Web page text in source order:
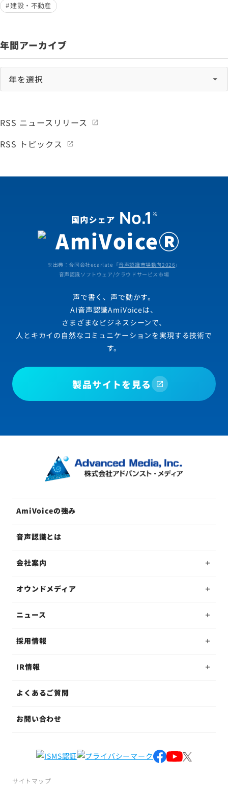
建設・不動産
年間アーカイブ
RSS ニュースリリース
RSS トピックス
※出典：合同会社ecarlate「音声認識市場動向2026 」
音声認識ソフトウェア/クラウドサービス市場
声で書く、声で動かす。
AI音声認識AmiVoiceは、
さまざまなビジネスシーンで、
人とキカイの自然なコミュニケーションを実現する技術で
す。
製品サイトを見る
AmiVoiceの強み
音声認識とは
会社案内
オウンドメディア
ニュース
採用情報
IR情報
よくあるご質問
お問い合わせ
サイトマップ